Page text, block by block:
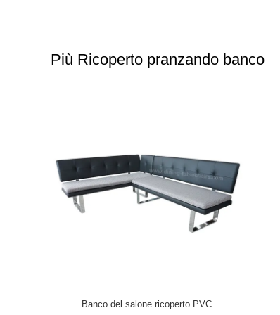
Più Ricoperto pranzando banco
Banco del sofà del salone del PVC Uphostered